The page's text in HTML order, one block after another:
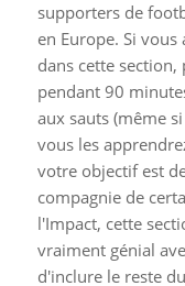
supporters de
en Europe. Si
dans cette
pendant 90
aux sauts (même
vous les
votre objectif est
compagnie de
l'Impact, cette
vraiment génial
d'inclure le reste